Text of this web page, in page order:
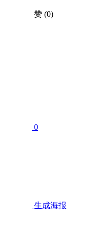
赞 (0)
0
生成海报